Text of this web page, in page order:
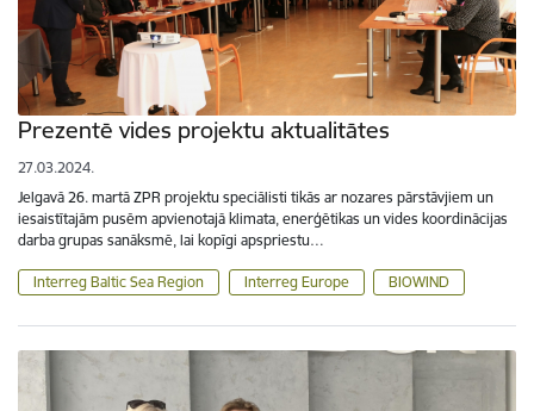
Prezentē vides projektu aktualitātes
27.03.2024.
Jelgavā 26. martā ZPR projektu speciālisti tikās ar nozares pārstāvjiem un
iesaistītajām pusēm apvienotajā klimata, enerģētikas un vides koordinācijas
darba grupas sanāksmē, lai kopīgi apspriestu…
Interreg Baltic Sea Region Interreg Europe BIOWIND